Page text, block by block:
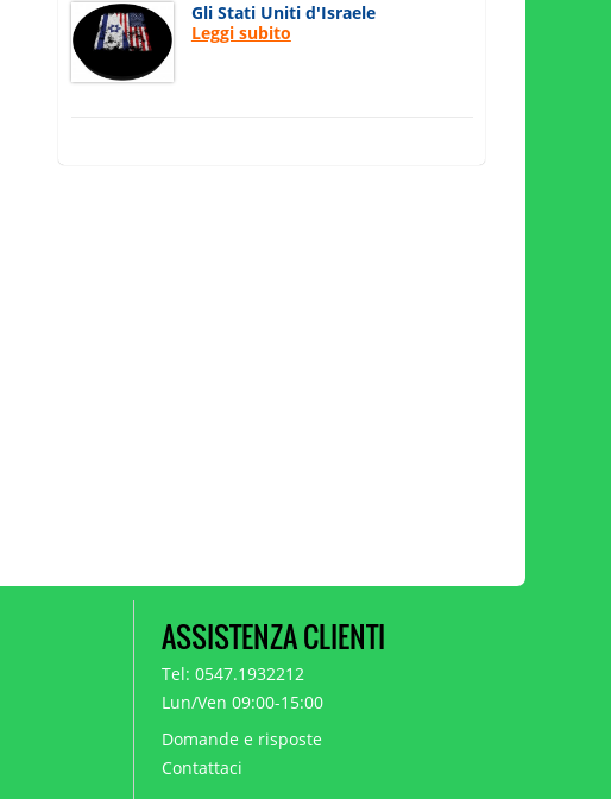
Gli Stati Uniti d'Israele
Leggi subito
ASSISTENZA CLIENTI
Tel: 0547.1932212
Lun/Ven 09:00-15:00
Domande e risposte
Contattaci